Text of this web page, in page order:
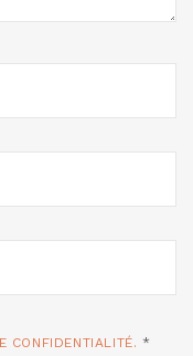
CONFIDENTIALITÉ. *